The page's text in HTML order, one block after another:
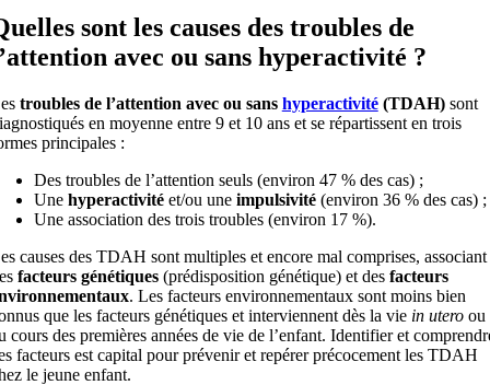
sont les causes des troubles de
avec ou sans hyperactivité ?
troubles de l’attention avec ou sans hyperactivité(TDAH)sont
en moyenne entre 9 et 10 ans et se répartissent en trois
principales :
Des troubles de l’attention seuls (environ 47 % des cas) ;
Une hyperactivité et/ou uneimpulsivité(environ 36 % des cas) ;
Une association des trois troubles (environ 17 %).
causes des TDAH sont multiples et encore mal comprises, associant
facteurs génétiques(prédisposition génétique) et des facteurs
. Les facteurs environnementaux sont moins bien
que les facteurs génétiques et interviennent dès la vie in uteroou
cours des premières années de vie de l’enfant. Identifier et
facteurs est capital pour prévenir et repérer précocement les TDAH
le jeune enfant.